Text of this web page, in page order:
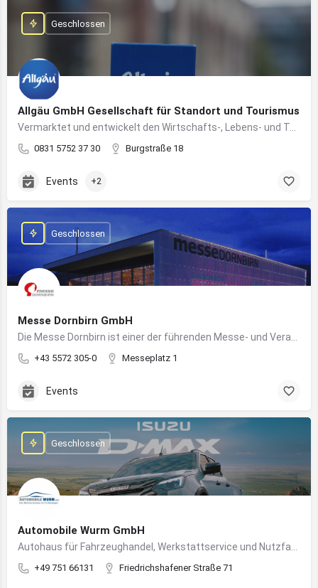
Allgäu GmbH Gesellschaft für Standort und Tourismus
0831 5752 37 30 Burgstraße 18
Geschlossen
Events +2
Messe Dornbirn GmbH
+43 5572 305-0 Messeplatz 1
Geschlossen
Events
Automobile Wurm GmbH
+49 751 66131 Friedrichshafener Straße 71
Geschlossen